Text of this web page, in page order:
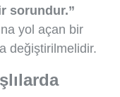
sorundur.”
yol açan bir
değiştirilmelidir.